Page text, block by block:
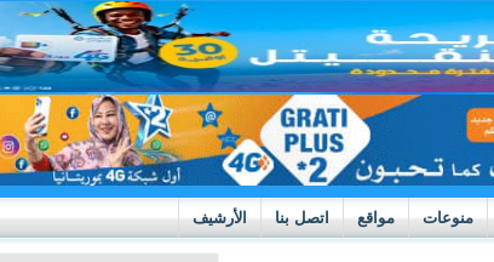
منوعات مواقع اتصل بنا الأرشيف